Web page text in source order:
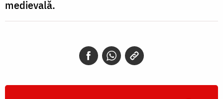
medievală.